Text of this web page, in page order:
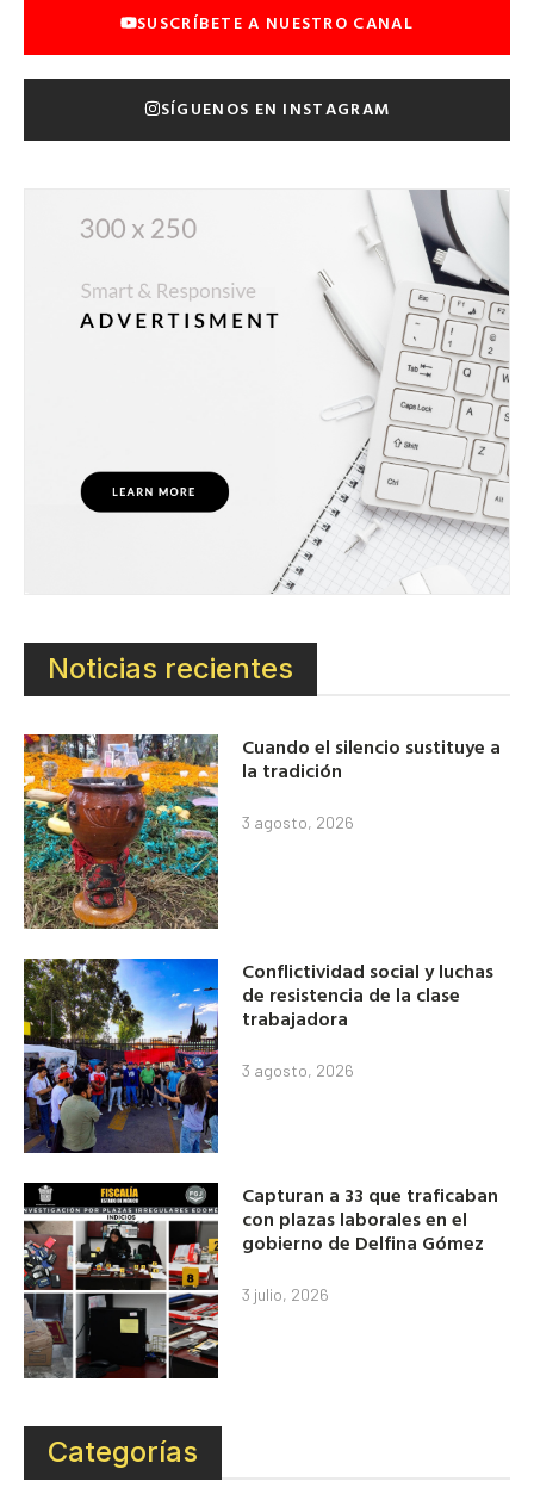
SUSCRÍBETE A NUESTRO CANAL
SÍGUENOS EN INSTAGRAM
Noticias recientes
Cuando el silencio sustituye a
la tradición
3 agosto, 2026
Conflictividad social y luchas
de resistencia de la clase
trabajadora
3 agosto, 2026
Capturan a 33 que traficaban
con plazas laborales en el
gobierno de Delfina Gómez
3 julio, 2026
Categorías